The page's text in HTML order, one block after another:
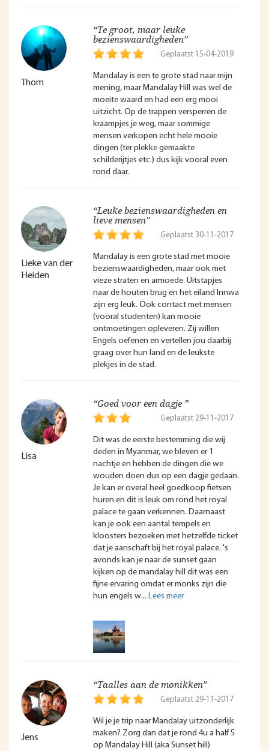
Thom
“Te groot, maar leuke
bezienswaardigheden”
Geplaatst 15-04-2019
Mandalay is een te grote stad naar mijn
mening, maar Mandalay Hill was wel de
moeite waard en had een erg mooi
uitzicht. Op de trappen versperren de
kraampjes je weg, maar sommige
mensen verkopen echt hele mooie
dingen (ter plekke gemaakte
schilderijtjes etc.) dus kijk vooral even
rond daar.
Lieke van der
Heiden
“Leuke bezienswaardigheden en
lieve mensen”
Geplaatst 30-11-2017
Mandalay is een grote stad met mooie
bezienswaardigheden, maar ook met
vieze straten en armoede. Uitstapjes
naar de houten brug en het eiland Innwa
zijn erg leuk. Ook contact met mensen
(vooral studenten) kan mooie
ontmoetingen opleveren. Zij willen
Engels oefenen en vertellen jou daarbij
graag over hun land en de leukste
plekjes in de stad.
Lisa
“Goed voor een dagje ”
Geplaatst 29-11-2017
Dit was de eerste bestemming die wij
deden in Myanmar, we bleven er 1
nachtje en hebben de dingen die we
wouden doen dus op een dagje gedaan.
Je kan er overal heel goedkoop fietsen
huren en dit is leuk om rond het royal
palace te gaan verkennen. Daarnaast
kan je ook een aantal tempels en
kloosters bezoeken met hetzelfde ticket
dat je aanschaft bij het royal palace. 's
avonds kan je naar de sunset gaan
kijken op de mandalay hill dit was een
fijne ervaring omdat er monks zijn die
hun engels w
Jens
“Taalles aan de monikken”
Geplaatst 29-11-2017
Wil je je trip naar Mandalay uitzonderlijk
maken? Zorg dan dat je rond 4u a half 5
op Mandalay Hill (aka Sunset hill)